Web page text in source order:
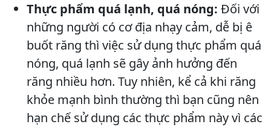
Thực phẩm quá lạnh, quá nóng: Đối với
những người có cơ địa nhạy cảm, dễ bị ê
buốt răng thì việc sử dụng thực phẩm quá
nóng, quá lạnh sẽ gây ảnh hưởng đến
răng nhiều hơn. Tuy nhiên, kể cả khi răng
khỏe mạnh bình thường thì bạn cũng nên
hạn chế sử dụng các thực phẩm này vì các